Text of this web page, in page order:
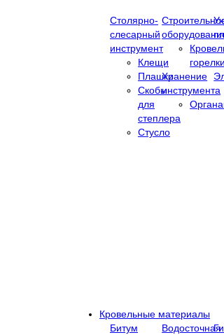
Столярно-
слесарный
инструмент
Клещи
Плашки
Скобы
для
степлера
Стусло
горелки
Хранение
инструмента
Кровельные материалы
Битум
Водосточная